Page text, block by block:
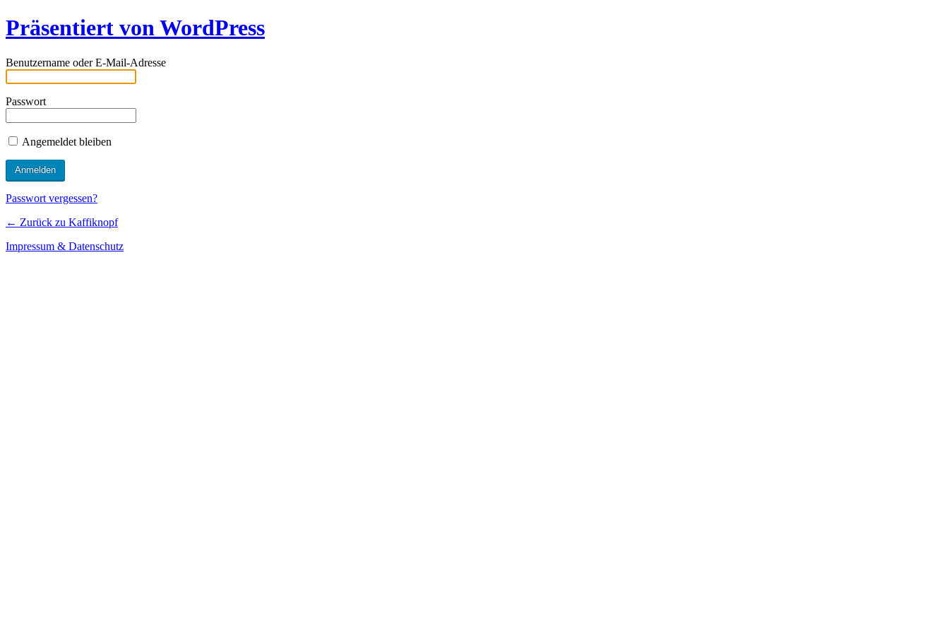
Präsentiert von WordPress
Benutzername oder E-Mail-Adresse
Passwort
Angemeldet bleiben
Passwort vergessen?
← Zurück zu Kaffiknopf
Impressum & Datenschutz